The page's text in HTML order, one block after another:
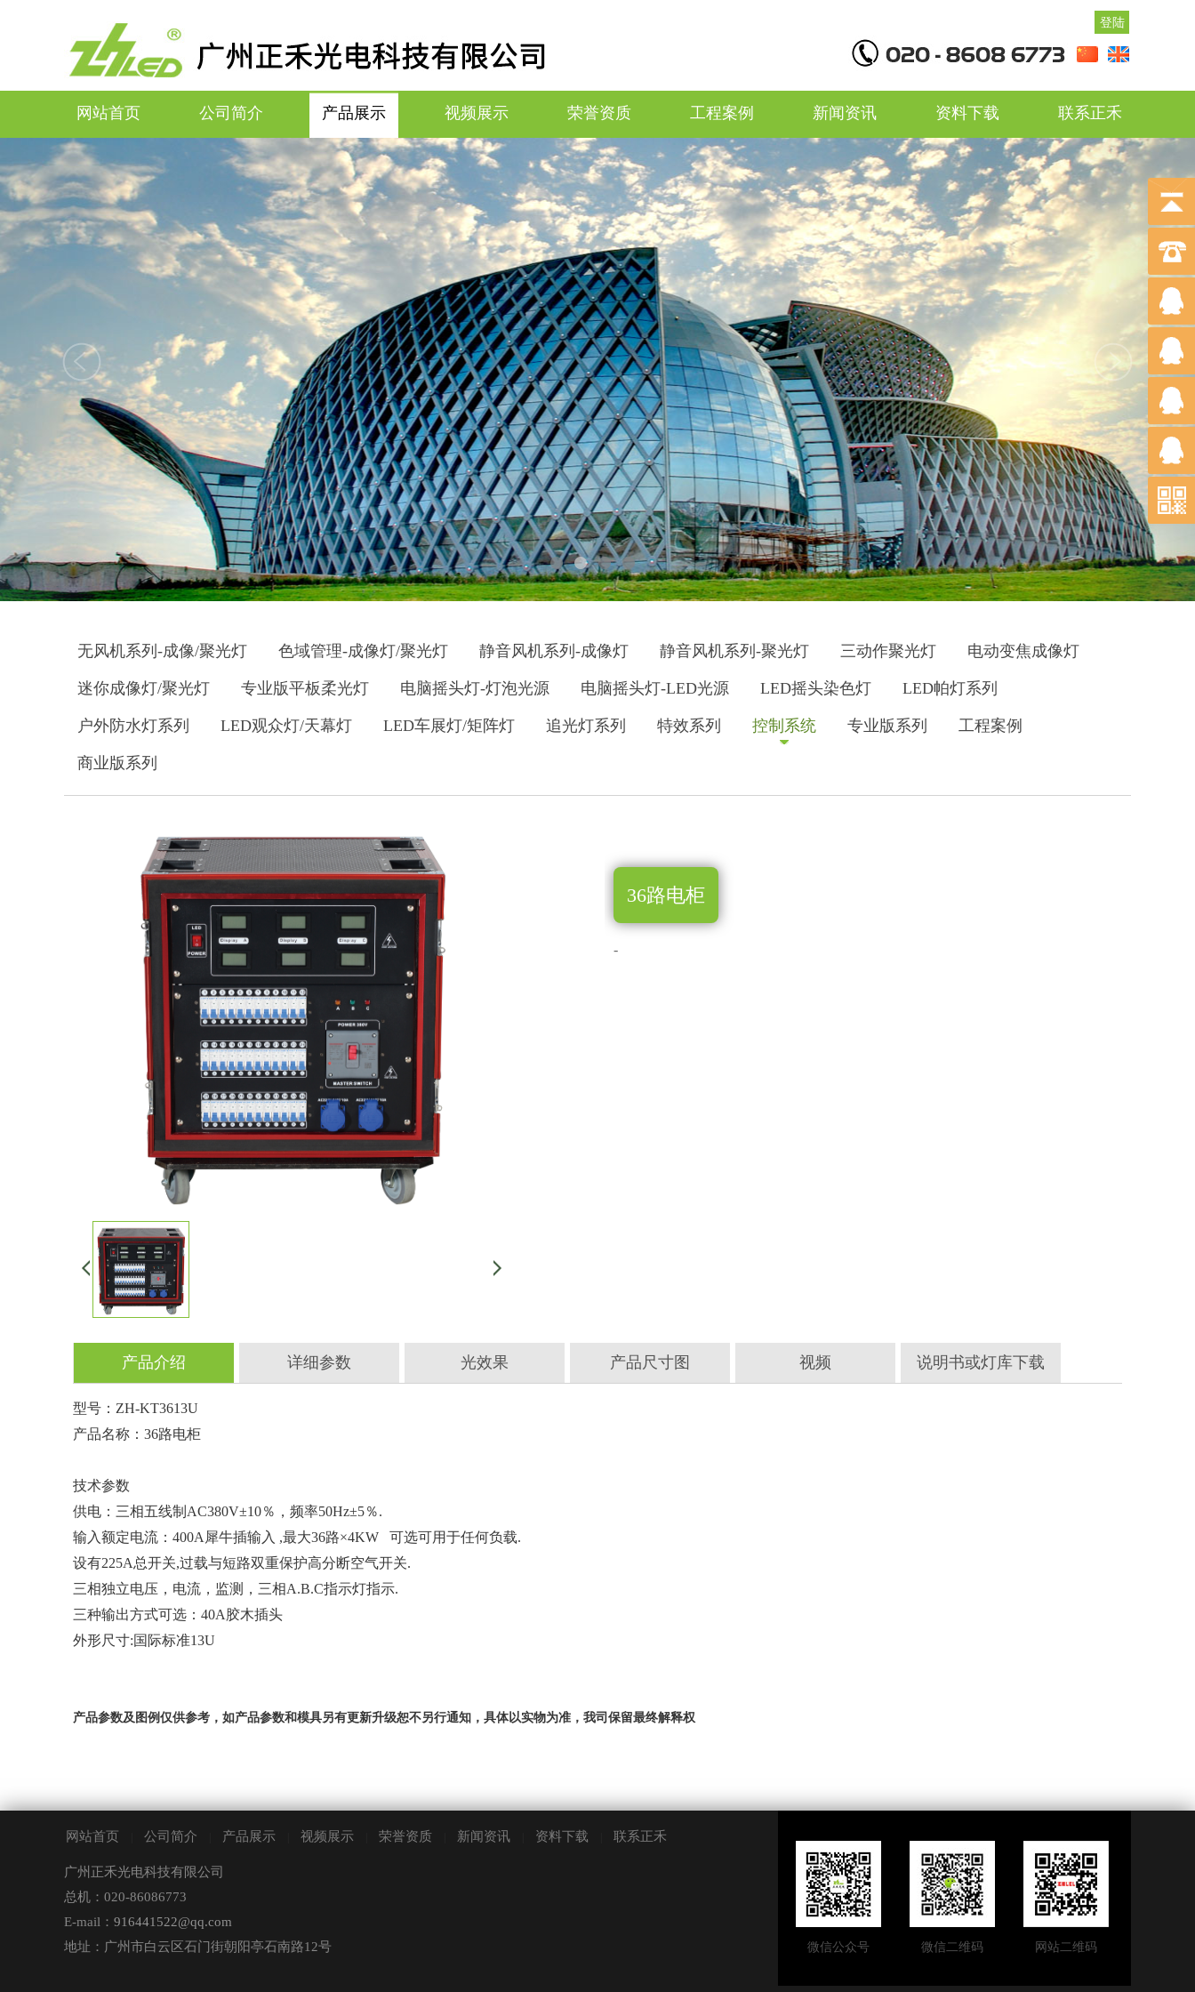
登陆
网站首页 公司简介 产品展示 视频展示 荣誉资质 工程案例 新闻资讯 资料下载 联系正禾
无风机系列-成像/聚光灯 色域管理-成像灯/聚光灯 静音风机系列-成像灯 静音风机系列-聚光灯 三动作聚光灯 电动变焦成像灯
迷你成像灯/聚光灯 专业版平板柔光灯 电脑摇头灯-灯泡光源 电脑摇头灯-LED光源 LED摇头染色灯 LED帕灯系列
户外防水灯系列 LED观众灯/天幕灯 LED车展灯/矩阵灯 追光灯系列 特效系列 控制系统 专业版系列 工程案例
商业版系列
36路电柜
-
产品介绍 详细参数 光效果 产品尺寸图 视频 说明书或灯库下载
型号：ZH-KT3613U
产品名称：36路电柜
技术参数
供电：三相五线制AC380V±10％，频率50Hz±5％.
输入额定电流：400A犀牛插输入 ,最大36路×4KW 可选可用于任何负载.
设有225A总开关,过载与短路双重保护高分断空气开关.
三相独立电压，电流，监测，三相A.B.C指示灯指示.
三种输出方式可选：40A胶木插头
外形尺寸:国际标准13U
产品参数及图例仅供参考，如产品参数和模具另有更新升级恕不另行通知，具体以实物为准，我司保留最终解释权
网站首页 公司简介 产品展示 视频展示 荣誉资质 新闻资讯 资料下载 联系正禾
广州正禾光电科技有限公司
总机：020-86086773
E-mail： 916441522@qq.com
地址：广州市白云区石门街朝阳亭石南路12号
网站二维码
微信二维码
微信公众号